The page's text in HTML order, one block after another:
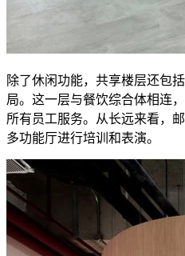
除了休闲功能，共享楼层还包
局。这一层与餐饮综合体相连
所有员工服务。从长远来看，
多功能厅进行培训和表演。